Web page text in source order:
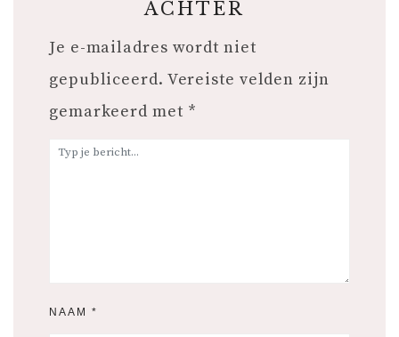
ACHTER
Je e-mailadres wordt niet
gepubliceerd. Vereiste velden zijn
gemarkeerd met *
NAAM *